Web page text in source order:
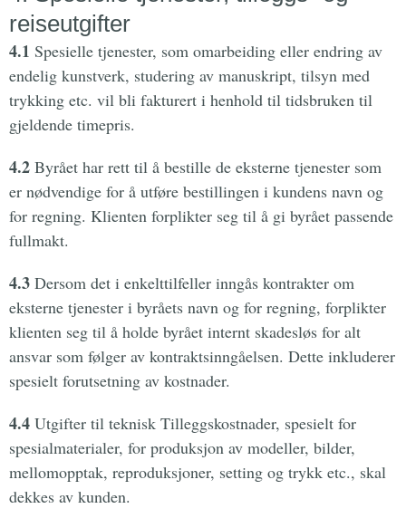
reiseutgifter
4.1 Spesielle tjenester, som omarbeiding eller endring av
endelig kunstverk, studering av manuskript, tilsyn med
trykking etc. vil bli fakturert i henhold til tidsbruken til
gjeldende timepris.
4.2 Byrået har rett til å bestille de eksterne tjenester som
er nødvendige for å utføre bestillingen i kundens navn og
for regning. Klienten forplikter seg til å gi byrået passende
fullmakt.
4.3 Dersom det i enkelttilfeller inngås kontrakter om
eksterne tjenester i byråets navn og for regning, forplikter
klienten seg til å holde byrået internt skadesløs for alt
ansvar som følger av kontraktsinngåelsen. Dette inkluderer
spesielt forutsetning av kostnader.
4.4 Utgifter til teknisk Tilleggskostnader, spesielt for
spesialmaterialer, for produksjon av modeller, bilder,
mellomopptak, reproduksjoner, setting og trykk etc., skal
dekkes av kunden.